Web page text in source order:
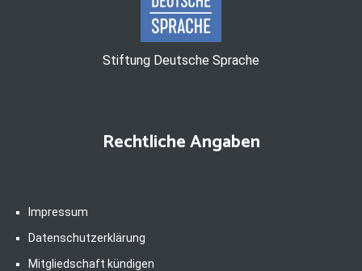
Stiftung Deutsche Sprache
Rechtliche Angaben
Impressum
Datenschutzerklärung
Mitgliedschaft kündigen